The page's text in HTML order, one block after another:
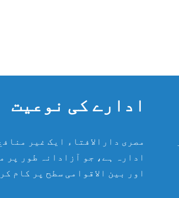
ادارے کی نوعیت
مصری دارالافتاء ایک غیر
ادارہ ہے، جو آزادانہ طور پر
اور بین الاقوامی سطح پر کام